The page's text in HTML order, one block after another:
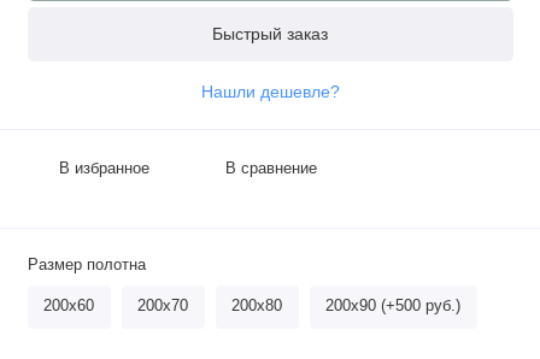
Быстрый заказ
Нашли дешевле?
В избранное В сравнение
Размер полотна
200х60 200х70 200х80 200х90 (+500 руб.)